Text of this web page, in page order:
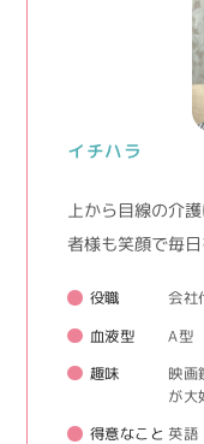
イチハラ
上から目線の介
者様も笑顔で毎日
役職 会社
血液型 A型
趣味
映画
が大
得意なこと 英語